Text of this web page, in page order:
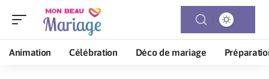
Animation Célébration Déco de mariage